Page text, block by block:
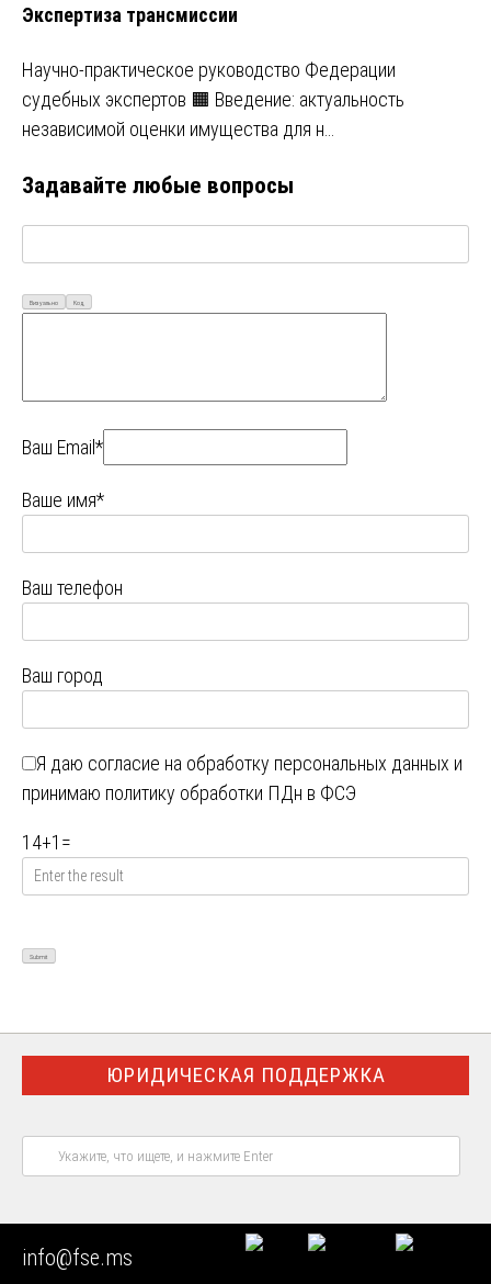
Экспертиза трансмиссии
Научно-практическое руководство Федерации
судебных экспертов 🟧 Введение: актуальность
независимой оценки имущества для н…
Задавайте любые вопросы
Визуально Код
Ваш Email*
Ваше имя*
Ваш телефон
Ваш город
Я даю согласие на обработку персональных данных и
принимаю политику обработки ПДн в ФСЭ
14+1 =
ЮРИДИЧЕСКАЯ ПОДДЕРЖКА
НАШИ ЭКСПЕРТНЫЕ ВОЗМОЖНОСТИ
IT ЭКСПЕРТИЗА
info@fse.ms